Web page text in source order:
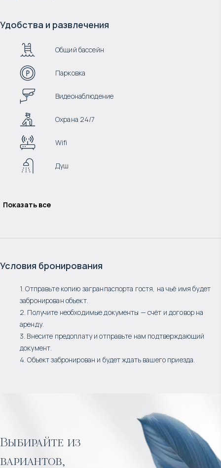
Удобства и развлечения
Общий бассейн
Парковка
Видеонаблюдение
Охрана 24/7
Wifi
Душ
Показать все
Условия бронирования
1. Отправьте копию загранпаспорта гостя, на чьё имя будет
забронирован объект.
2. Получите необходимые документы — счёт и договор на
аренду.
3. Внесите предоплату и отправьте нам подтверждающий
документ.
4. Объект забронирован и будет ждать вашего приезда.
Выбирайте из
вариантов,